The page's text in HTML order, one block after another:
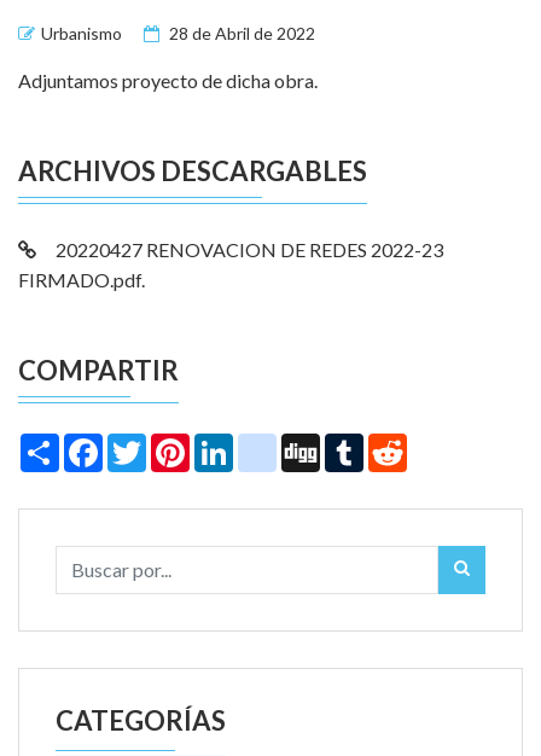
Urbanismo 28 de Abril de 2022
Adjuntamos proyecto de dicha obra.
ARCHIVOS DESCARGABLES
20220427 RENOVACION DE REDES 2022-23
FIRMADO.pdf.
COMPARTIR
Share Facebook
TwitterPinterestLinkedIninstagram
Digg Tumblr
CATEGORÍAS